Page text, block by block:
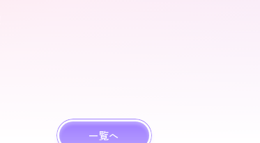
一覧へ